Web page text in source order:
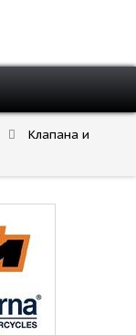
Клапана и